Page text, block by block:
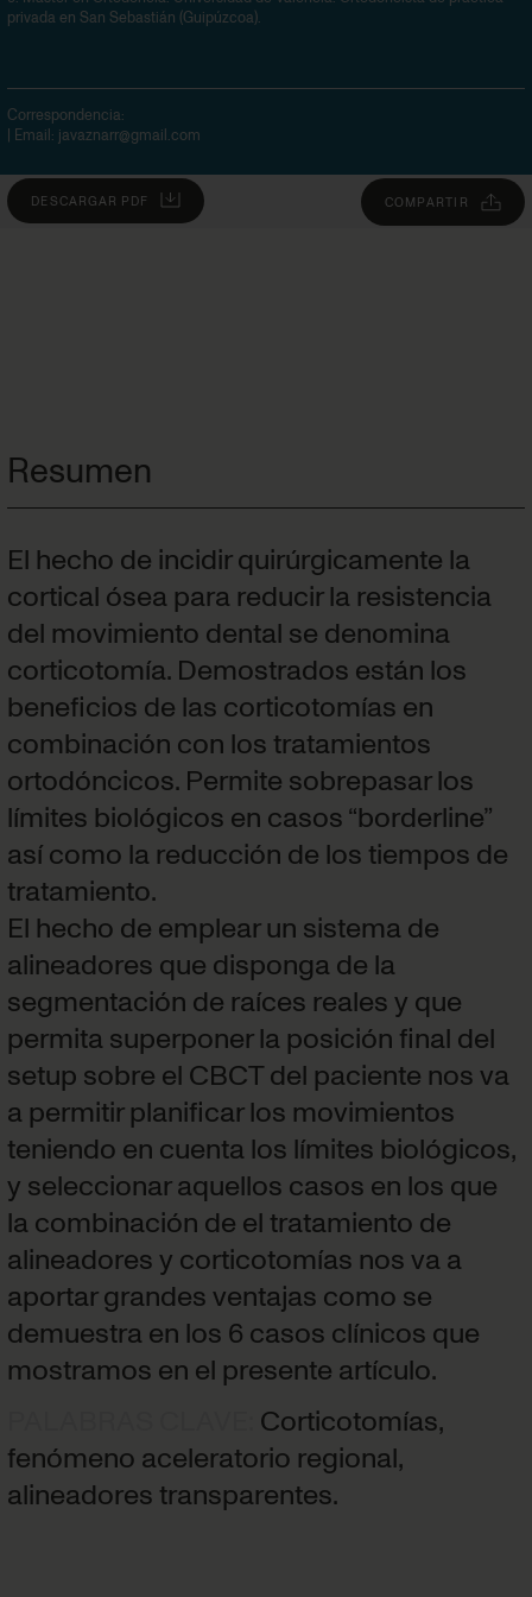
privada en San Sebastián (Guipúzcoa).
Correspondencia:
| Email: javaznarr@gmail.com
DESCARGAR PDF COMPARTIR
Resumen
El hecho de incidir quirúrgicamente la
cortical ósea para reducir la resistencia
del movimiento dental se denomina
corticotomía. Demostrados están los
beneficios de las corticotomías en
combinación con los tratamientos
ortodóncicos. Permite sobrepasar los
límites biológicos en casos “borderline”
así como la reducción de los tiempos de
tratamiento.
El hecho de emplear un sistema de
alineadores que disponga de la
segmentación de raíces reales y que
permita superponer la posición final del
setup sobre el CBCT del paciente nos va
a permitir planificar los movimientos
teniendo en cuenta los límites biológicos,
y seleccionar aquellos casos en los que
la combinación de el tratamiento de
alineadores y corticotomías nos va a
aportar grandes ventajas como se
demuestra en los 6 casos clínicos que
mostramos en el presente artículo.
Corticotomías,
fenómeno aceleratorio regional,
alineadores transparentes.